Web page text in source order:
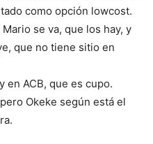
como opción lowcost.
se va, que los hay, y
que no tiene sitio en
en ACB, que es cupo.
Okeke según está el